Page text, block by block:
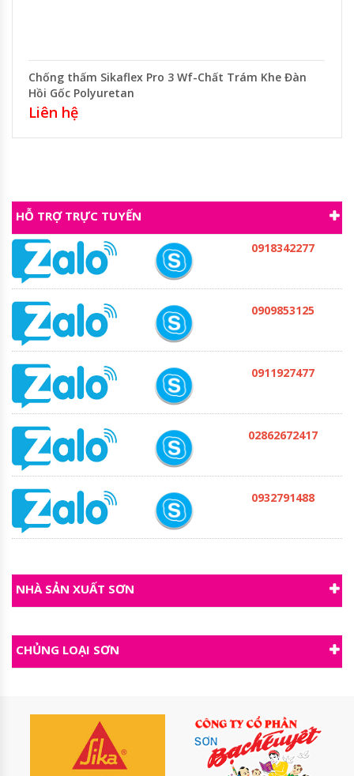
Chống thấm Sikaflex Pro 3 Wf-Chất Trám Khe Đàn
Hồi Gốc Polyuretan
Liên hệ
HỖ TRỢ TRỰC TUYẾN
0918342277
0909853125
0911927477
02862672417
0932791488
NHÀ SẢN XUẤT SƠN
CHỦNG LOẠI SƠN